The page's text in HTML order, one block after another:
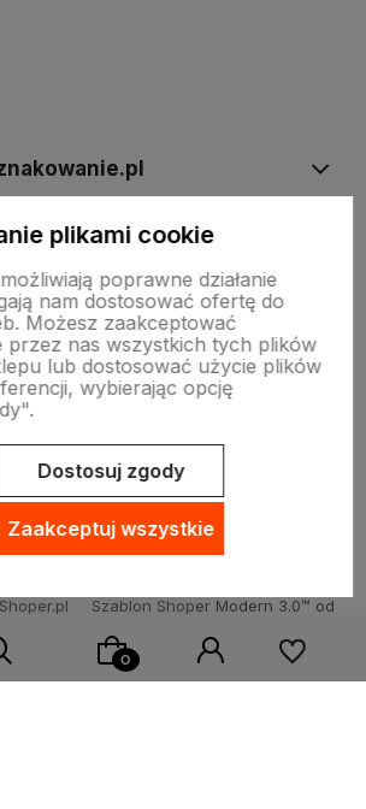
Szablon Shoper Modern 3.0™ od
plikami cookie
poprawne działanie
nam dostosować ofertę do
Możesz zaakceptować
przez nas wszystkich tych plików
lub dostosować użycie plików
wybierając opcję
Dostosuj zgody
Zaakceptuj wszystkie